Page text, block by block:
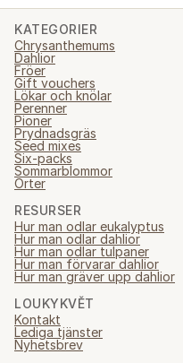
KATEGORIER
Chrysanthemums
Dahlior
Fröer
Gift vouchers
Lökar och knölar
Perenner
Pioner
Prydnadsgräs
Seed mixes
Six-packs
Sommarblommor
Örter
RESURSER
Hur man odlar eukalyptus
Hur man odlar dahlior
Hur man odlar tulpaner
Hur man förvarar dahlior
Hur man gräver upp dahlior
LOUKYKVĚT
Kontakt
Lediga tjänster
Nyhetsbrev